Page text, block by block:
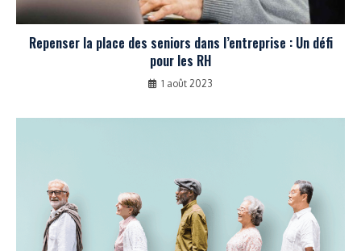
Repenser la place des seniors dans l’entreprise : Un défi
pour les RH
1 août 2023